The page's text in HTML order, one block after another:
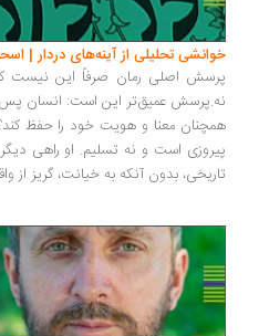
خوانشی تحلیلی از آینه‌های دردار |
پرسش اصلی رمان صرفاً این نیست
نه.پرسش عمیق‌تر این است: انسان
همچنان معنا و هویت خود را حفظ
پیروزی است و نه تسلیم. او راهی
تاریخی، بدون آنکه به خیانت، گریز از